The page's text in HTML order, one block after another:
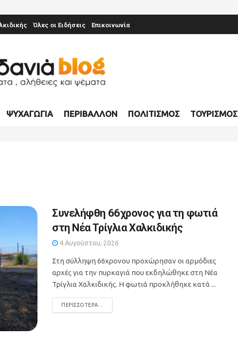
Όλες οι Ειδήσεις Επικοινωνία
ΨΥΧΑΓΩΓΊΑ ΠΕΡΙΒΆΛΛΟΝ ΠΟΛΙΤΙΣΜΌΣ ΤΟΥΡΙΣΜΌΣ
Συνελήφθη 66χρονος για τη φωτιά
στη Νέα Τρίγλια Χαλκιδικής
4 Αυγούστου, 2026
Στη σύλληψη 66χρονου προχώρησαν οι αρμόδιες
αρχές για την πυρκαγιά που εκδηλώθηκε στη Νέα
Τρίγλια Χαλκιδικής. Η φωτιά προκλήθηκε κατά ...
ΠΕΡΙΣΣΌΤΕΡΑ...